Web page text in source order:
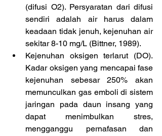
(difusi O2). Persyaratan dari difusi
sendiri adalah air harus dalam
keadaan tidak jenuh, kejenuhan air
sekitar 8-10 mg/L (Bittner, 1989).
Kejenuhan oksigen terlarut (DO).
Kadar oksigen yang mencapai fase
kejenuhan sebesar 250% akan
memunculkan gas emboli di sistem
jaringan pada daun insang yang
dapat menimbulkan stres,
mengganggu pernafasan dan